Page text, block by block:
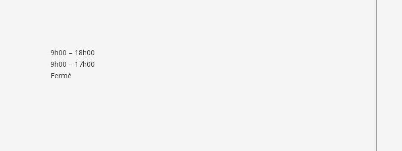
9h00 – 18h00
9h00 – 17h00
Fermé